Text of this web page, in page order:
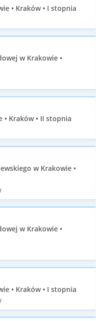
• Kraków • I stopnia
w Krakowie •
Kraków • II stopnia
w Krakowie •
w Krakowie •
• Kraków • I stopnia